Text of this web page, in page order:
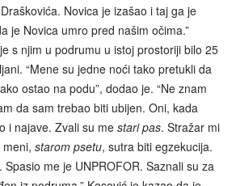
Novica je izašao i taj ga je
je Novica umro pred našim očima.”
s njim u podrumu u istoj prostoriji bilo 25
“Mene su jedne noći tako pretukli da
ostao na podu”, dodao je. “Ne znam
da sam trebao biti ubijen. Oni, kada
i najave. Zvali su me stari pas. Stražar mi
starom psetu, sutra biti egzekucija.
me je UNPROFOR. Saznali su za